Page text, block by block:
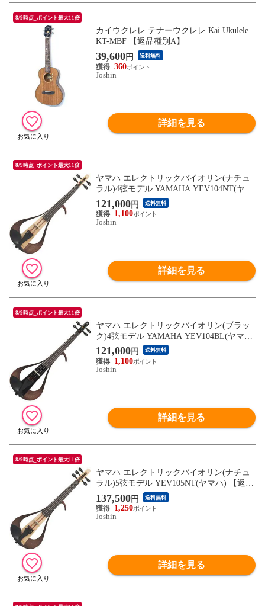
8/9時点_ポイント最大11倍
カイウクレレ テナーウクレレ Kai Ukulele
KT-MBF 【返品種別A】
39,600円 送料無料
360
Joshin
詳細を見る
8/9時点_ポイント最大11倍
ヤマハ エレクトリックバイオリン(ナチュ
ラル)4弦モデル YAMAHA YEV104NT(ヤマ
ハ) 【返品種別A】
121,000円 送料無料
1,100
Joshin
詳細を見る
8/9時点_ポイント最大11倍
ヤマハ エレクトリックバイオリン(ブラッ
ク)4弦モデル YAMAHA YEV104BL(ヤマハ)
【返品種別A】
121,000円 送料無料
1,100
Joshin
詳細を見る
8/9時点_ポイント最大11倍
ヤマハ エレクトリックバイオリン(ナチュ
ラル)5弦モデル YEV105NT(ヤマハ) 【返品
種別A】
137,500円 送料無料
1,250
Joshin
詳細を見る